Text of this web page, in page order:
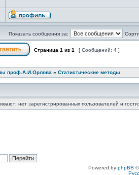
Показать сообщения за:
Страница 1 из 1 [ Сообщений: 4 ]
проф.А.И.Орлова » Статистические методы
нет зарегистрированных пользователей и
Powered by phpBB